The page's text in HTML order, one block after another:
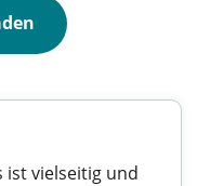
ist vielseitig und